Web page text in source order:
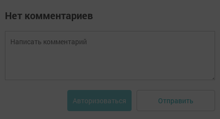
Нет комментариев
Авторизоваться Отправить